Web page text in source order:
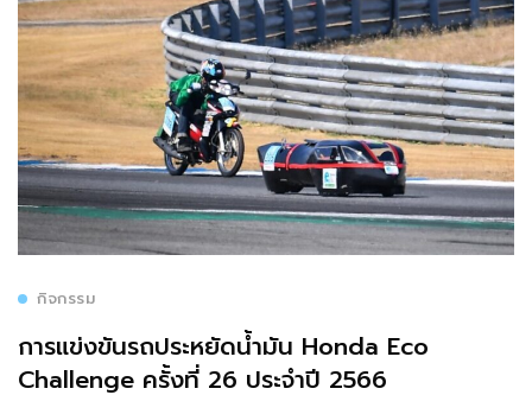
กิจกรรม
การแข่งขันรถประหยัดน้ำมัน Honda Eco
Challenge ครั้งที่ 26 ประจำปี 2566